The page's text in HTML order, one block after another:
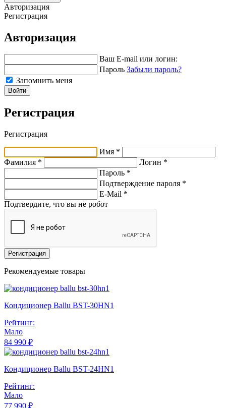
Авторизация
Регистрация
Авторизация
Ваш E-mail или логин:
Пароль Забыли пароль?
Запомнить меня
Войти
Регистрация
Регистрация
Имя *
Фамилия *
Логин *
Пароль *
Подтверждение пароля *
E-Mail *
Подтвердите, что вы не робот
Регистрация
Рекомендуемые товары
Кондиционер Ballu BST-30HN1
Рейтинг:
Мало
84 990 ₽
Кондиционер Ballu BST-24HN1
Рейтинг:
Мало
77 990 ₽